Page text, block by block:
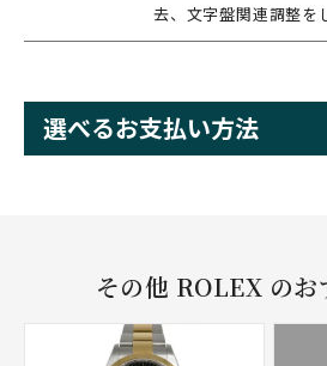
去、文字盤関連調整を
選べるお支払い方法
その他 ROLEX のお